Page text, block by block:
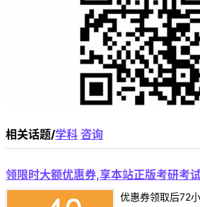
相关话题/学科 咨询
领限时大额优惠券,享本站正版考研考
优惠券领取后72